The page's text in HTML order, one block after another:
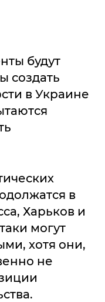
будут
создать
в Украине
в
Харьков и
могут
хотя они,
не